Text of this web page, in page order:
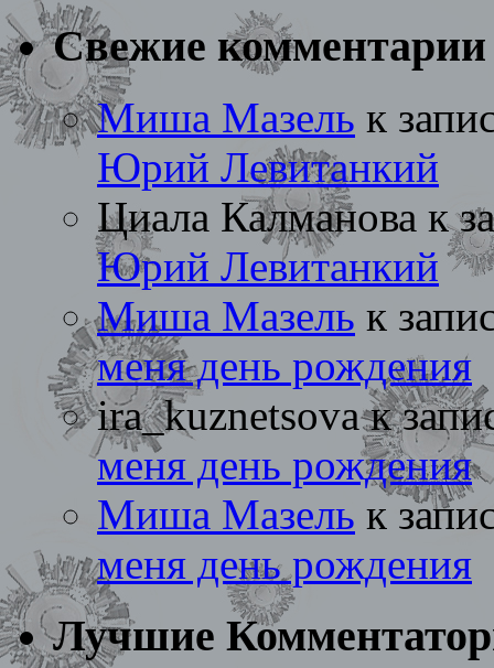
Свежие комментарии
Миша Мазель к
Юрий Левитанкий
Циала Калманова к
Юрий Левитанкий
Миша Мазель к
меня день рождения
ira_kuznetsovaк
меня день рождения
Миша Мазель к
меня день рождения
Лучшие